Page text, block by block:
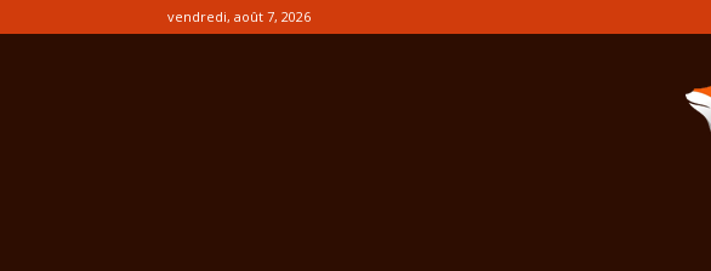
vendredi, août 7, 2026